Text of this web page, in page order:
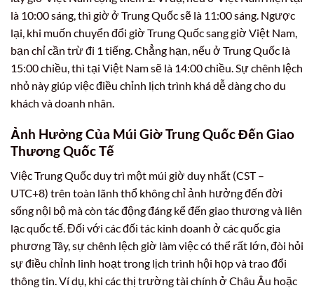
là 10:00 sáng, thì giờ ở Trung Quốc sẽ là 11:00 sáng. Ngược
lại, khi muốn chuyển đổi giờ Trung Quốc sang giờ Việt Nam,
bạn chỉ cần trừ đi 1 tiếng. Chẳng hạn, nếu ở Trung Quốc là
15:00 chiều, thì tại Việt Nam sẽ là 14:00 chiều. Sự chênh lệch
nhỏ này giúp việc điều chỉnh lịch trình khá dễ dàng cho du
khách và doanh nhân.
Ảnh Hưởng Của Múi Giờ Trung Quốc Đến Giao
Thương Quốc Tế
Việc Trung Quốc duy trì một múi giờ duy nhất (CST –
UTC+8) trên toàn lãnh thổ không chỉ ảnh hưởng đến đời
sống nội bộ mà còn tác động đáng kể đến giao thương và liên
lạc quốc tế. Đối với các đối tác kinh doanh ở các quốc gia
phương Tây, sự chênh lệch giờ làm việc có thể rất lớn, đòi hỏi
sự điều chỉnh linh hoạt trong lịch trình hội họp và trao đổi
thông tin. Ví dụ, khi các thị trường tài chính ở Châu Âu hoặc